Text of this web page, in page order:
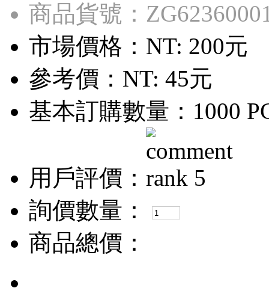
商品貨號：
市場價格： NT: 200元
參考價： NT: 45元
基本訂購數量：1000
用戶評價：
詢價數量：
商品總價：